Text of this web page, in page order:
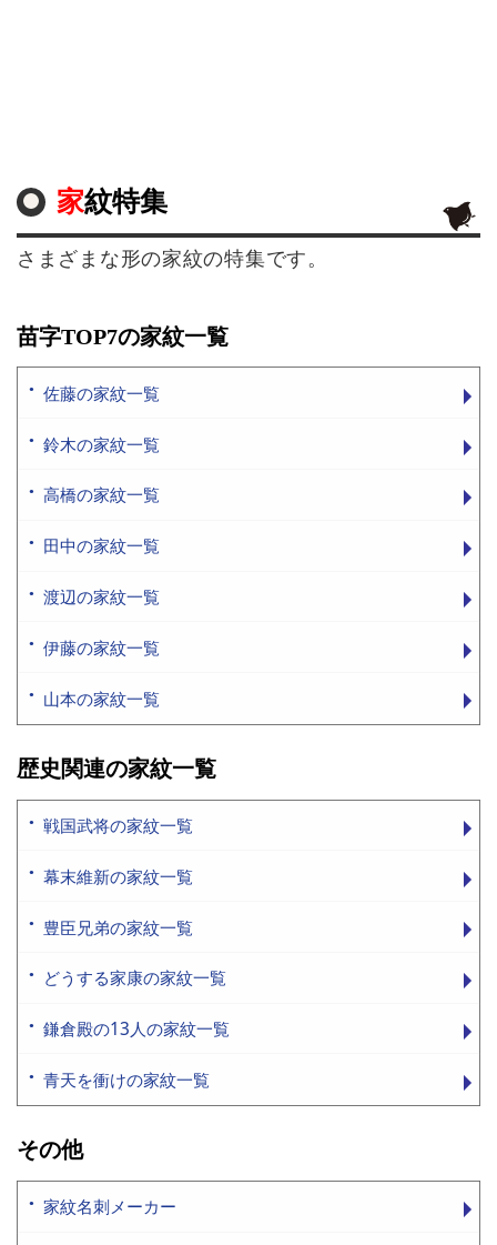
家紋特集
さまざまな形の家紋の特集です。
苗字TOP7の家紋一覧
佐藤の家紋一覧
鈴木の家紋一覧
高橋の家紋一覧
田中の家紋一覧
渡辺の家紋一覧
伊藤の家紋一覧
山本の家紋一覧
歴史関連の家紋一覧
戦国武将の家紋一覧
幕末維新の家紋一覧
豊臣兄弟の家紋一覧
どうする家康の家紋一覧
鎌倉殿の13人の家紋一覧
青天を衝けの家紋一覧
その他
家紋名刺メーカー